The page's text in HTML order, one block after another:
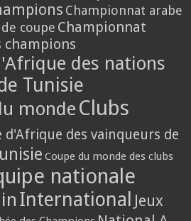
Championnat arabe
coupe Championnat
des nations
Tunisie
monde Clubs
d'Afrique des vainqueurs de
Coupe du monde des clubs
nationale
International Jeux